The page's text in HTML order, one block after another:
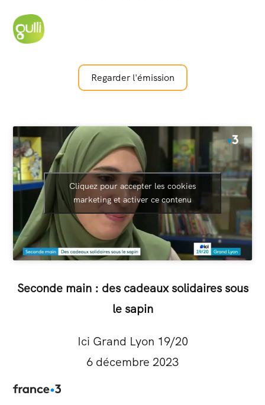
Regarder l'émission
Cliquez pour accepter les cookies
marketing et activer ce contenu
Seconde main : des cadeaux solidaires sous
le sapin
Ici Grand Lyon 19/20
6 décembre 2023